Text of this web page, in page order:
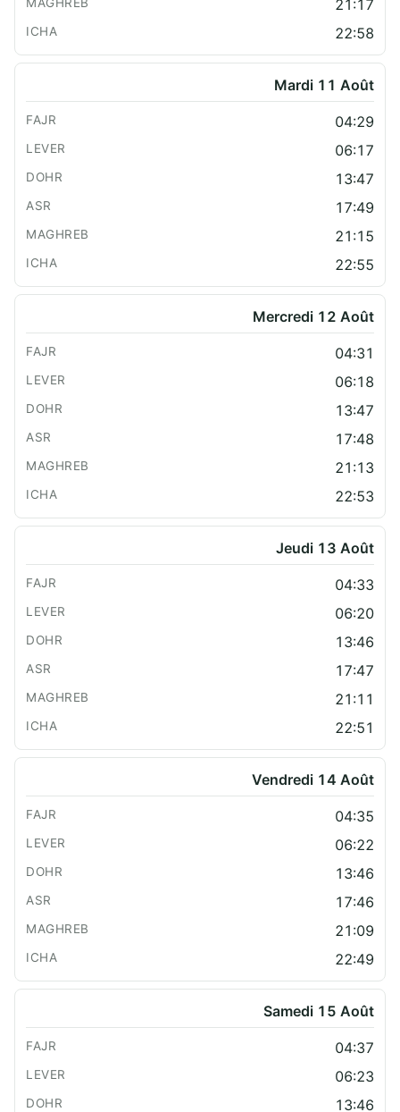
21:17
22:58
Mardi 11 Août
04:29
06:17
13:47
17:49
21:15
22:55
Mercredi 12 Août
04:31
06:18
13:47
17:48
21:13
22:53
Jeudi 13 Août
04:33
06:20
13:46
17:47
21:11
22:51
Vendredi 14 Août
04:35
06:22
13:46
17:46
21:09
22:49
Samedi 15 Août
04:37
06:23
13:46